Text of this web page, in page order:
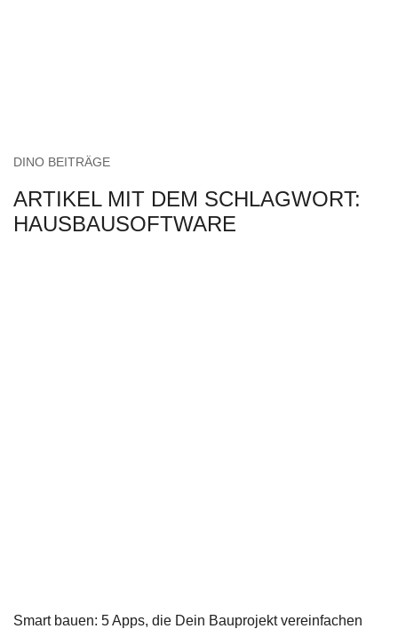
DINO BEITRÄGE
ARTIKEL MIT DEM SCHLAGWORT:
HAUSBAUSOFTWARE
Smart bauen: 5 Apps, die Dein Bauprojekt vereinfachen